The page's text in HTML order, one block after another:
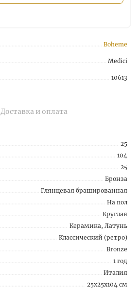
Boheme
Medici
10613
Доставка и оплата
25
104
25
Бронза
Глянцевая брашированная
На пол
Круглая
Керамика, Латунь
Классический (ретро)
Bronze
1 год
Италия
25x25x104 см